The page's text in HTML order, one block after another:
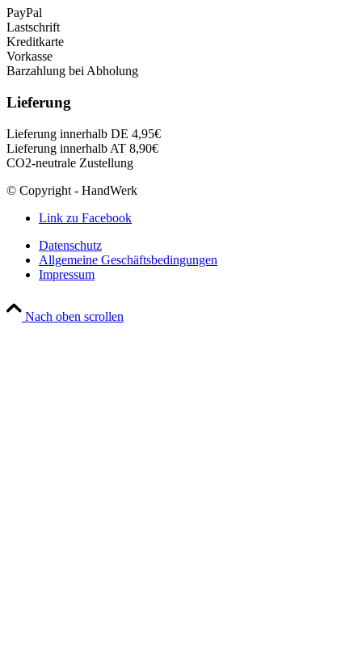
PayPal
Lastschrift
Kreditkarte
Vorkasse
Barzahlung bei Abholung
Lieferung
Lieferung innerhalb DE 4,95€
Lieferung innerhalb AT 8,90€
CO2-neutrale Zustellung
© Copyright - HandWerk
Link zu Facebook
Datenschutz
Allgemeine Geschäftsbedingungen
Impressum
Nach oben scrollen